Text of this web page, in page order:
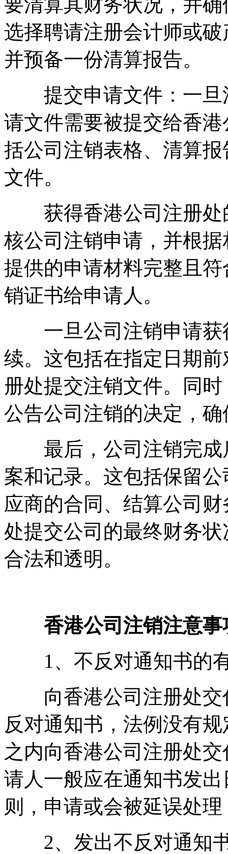
要清算其财务状况，并
选择聘请注册会计师或
并预备一份清算报告。
提交申请文件：一旦
请文件需要被提交给香
括公司注销表格、清算
文件。
获得香港公司注册处
核公司注销申请，并根
提供的申请材料完整且
销证书给申请人。
一旦公司注销申请获
续。这包括在指定日期
册处提交注销文件。同
公告公司注销的决定，
最后，公司注销完成
案和记录。这包括保留
应商的合同、结算公司
处提交公司的最终财务
合法和透明。
香港公司注销注意事
1、不反对通知书的
向香港公司注册处交
反对通知书，法例没有
之内向香港公司注册处
请人一般应在通知书发
则，申请或会被延误处
2、发出不反对通知书